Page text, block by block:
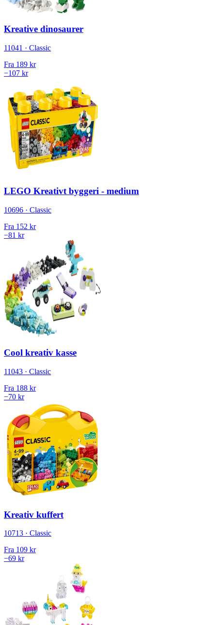
Kreative dinosaurer
11041 · Classic
Fra 189 kr
−107 kr
LEGO Kreativt byggeri - medium
10696 · Classic
Fra 152 kr
−81 kr
Cool kreativ kasse
11043 · Classic
Fra 188 kr
−70 kr
Kreativ kuffert
10713 · Classic
Fra 109 kr
−69 kr